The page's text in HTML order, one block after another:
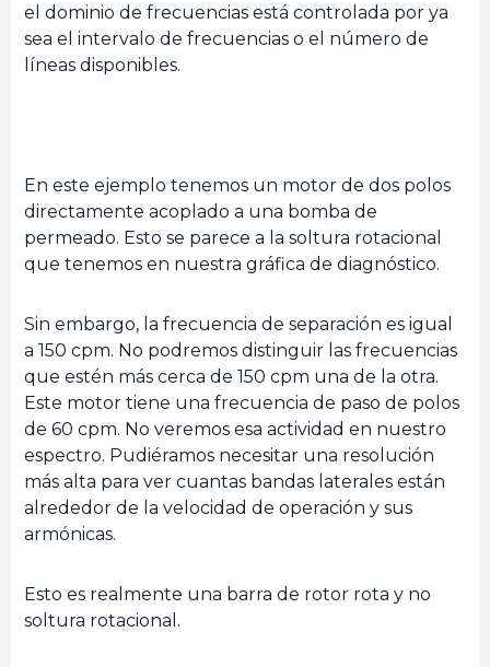
el dominio de frecuencias está controlada por ya
sea el intervalo de frecuencias o el número de
líneas disponibles.
En este ejemplo tenemos un motor de dos polos
directamente acoplado a una bomba de
permeado. Esto se parece a la soltura rotacional
que tenemos en nuestra gráfica de diagnóstico.
Sin embargo, la frecuencia de separación es igual
a 150 cpm. No podremos distinguir las frecuencias
que estén más cerca de 150 cpm una de la otra.
Este motor tiene una frecuencia de paso de polos
de 60 cpm. No veremos esa actividad en nuestro
espectro. Pudiéramos necesitar una resolución
más alta para ver cuantas bandas laterales están
alrededor de la velocidad de operación y sus
armónicas.
Esto es realmente una barra de rotor rota y no
soltura rotacional.